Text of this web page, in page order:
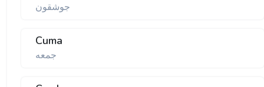
جوشقون
Cuma
جمعه